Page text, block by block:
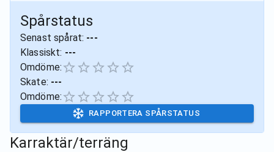
Spårstatus
Senast spårat: ---
Klassiskt: ---
Omdöme:
Skate: ---
Omdöme:
RAPPORTERA SPÅRSTATUS
Karraktär/terräng